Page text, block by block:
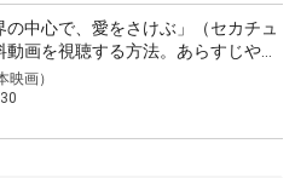
の中心で、愛をさけぶ」（セカチュ
動画を視聴する方法。あらすじや主
ト情報など
映画）